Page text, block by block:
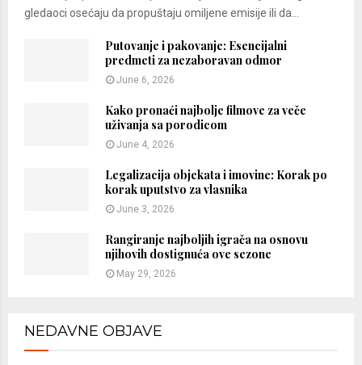
gledaoci osećaju da propuštaju omiljene emisije ili da...
Putovanje i pakovanje: Esencijalni
predmeti za nezaboravan odmor
June 6, 2026
Kako pronaći najbolje filmove za veče
uživanja sa porodicom
June 4, 2026
Legalizacija objekata i imovine: Korak po
korak uputstvo za vlasnika
June 3, 2026
Rangiranje najboljih igrača na osnovu
njihovih dostignuća ove sezone
May 29, 2026
NEDAVNE OBJAVE